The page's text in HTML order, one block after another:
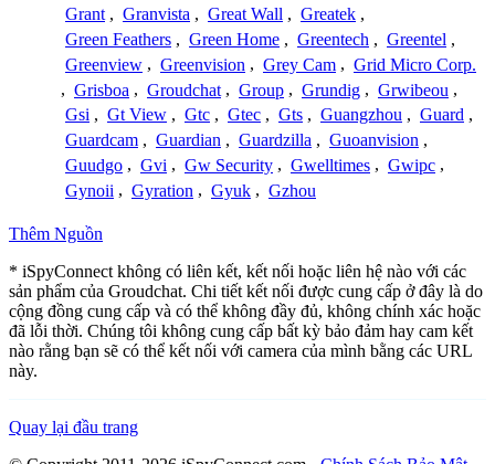
Grant , Granvista , Great Wall , Greatek ,
Green Feathers , Green Home , Greentech , Greentel ,
Greenview , Greenvision , Grey Cam , Grid Micro Corp.
, Grisboa , Groudchat , Group , Grundig , Grwibeou ,
Gsi , Gt View , Gtc , Gtec , Gts , Guangzhou , Guard ,
Guardcam , Guardian , Guardzilla , Guoanvision ,
Guudgo , Gvi , Gw Security , Gwelltimes , Gwipc ,
Gynoii , Gyration , Gyuk , Gzhou
Thêm Nguồn
* iSpyConnect không có liên kết, kết nối hoặc liên hệ nào với các
sản phẩm của Groudchat. Chi tiết kết nối được cung cấp ở đây là do
cộng đồng cung cấp và có thể không đầy đủ, không chính xác hoặc
đã lỗi thời. Chúng tôi không cung cấp bất kỳ bảo đảm hay cam kết
nào rằng bạn sẽ có thể kết nối với camera của mình bằng các URL
này.
Quay lại đầu trang